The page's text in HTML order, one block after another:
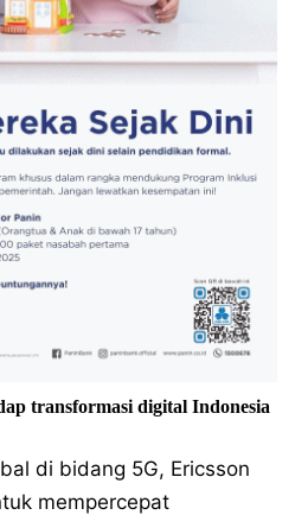
transformasi digital Indonesia
di bidang 5G, Ericsson
mempercepat